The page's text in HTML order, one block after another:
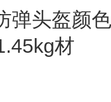
弹头盔颜
材